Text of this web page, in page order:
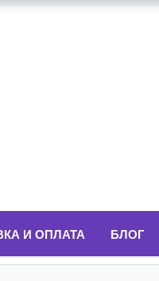
И ОПЛАТА БЛОГ